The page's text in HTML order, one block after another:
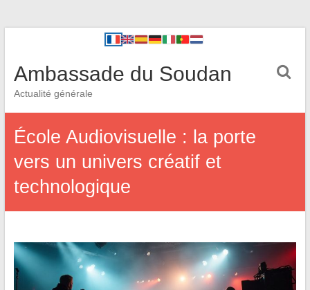
Ambassade du Soudan
Actualité générale
École Audiovisuelle : la porte
vers un univers créatif et
technologique